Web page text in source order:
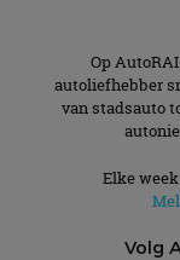
Op
autoliefhebber
van stadsauto
Elke
Volg